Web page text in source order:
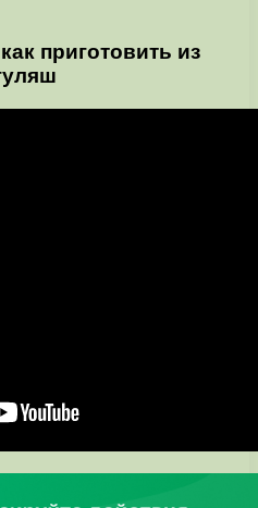
приготовить из